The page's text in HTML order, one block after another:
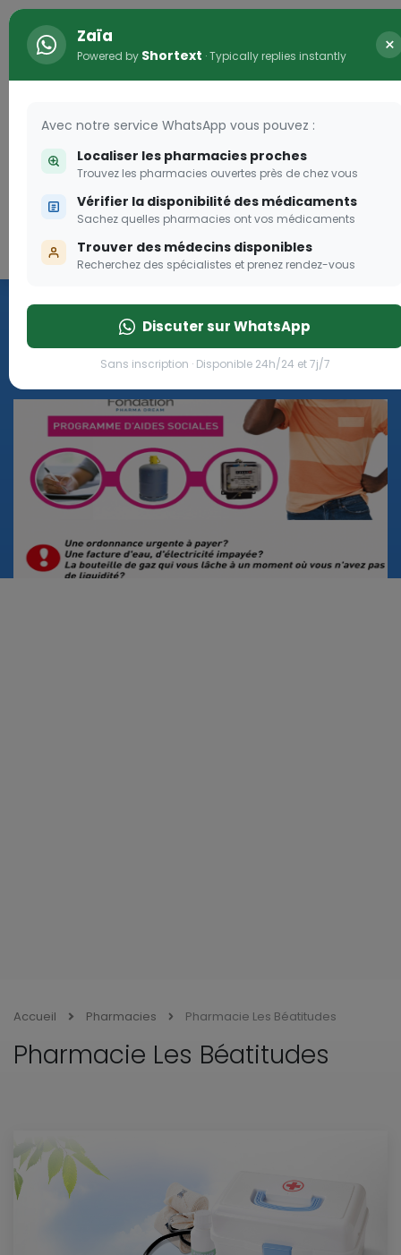
Connexion
Vaccination
we
Accueil Pharmacies Pharmacie Les Béatitudes
Pharmacie Les Béatitudes
Zaïa
Powered by Shortext · Typically replies instantly ×
Avec notre service WhatsApp vous pouvez :
Localiser les pharmacies proches
Trouvez les pharmacies ouvertes près de chez vous
Vérifier la disponibilité des médicaments
Sachez quelles pharmacies ont vos médicaments
Trouver des médecins disponibles
Recherchez des spécialistes et prenez rendez-vous
Discuter sur WhatsApp
Sans inscription · Disponible 24h/24 et 7j/7